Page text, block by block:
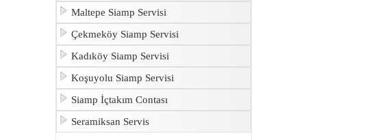
Maltepe Siamp Servisi
Çekmeköy Siamp Servisi
Kadıköy Siamp Servisi
Koşuyolu Siamp Servisi
Siamp İçtakım Contası
Seramiksan Servis